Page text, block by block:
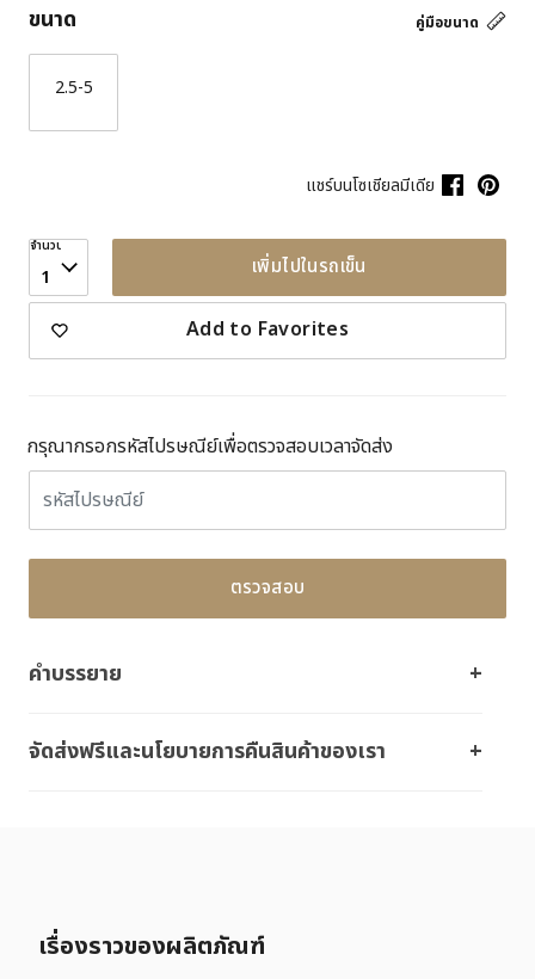
คู่มือขนาด
ขนาด
2.5-5
แชร์บนโซเชียลมีเดีย
จำนวน
1 เพิ่มไปในรถเข็น
Add to Favorites
กรุณากรอกรหัสไปรษณีย์เพื่อตรวจสอบเวลาจัดส่ง
ตรวจสอบ
คำบรรยาย
จัดส่งฟรีและนโยบายการคืนสินค้าของเรา
เรื่องราวของผลิตภัณฑ์